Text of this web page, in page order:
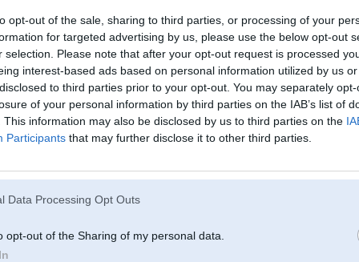
opt-out of the sale, sharing to third parties, or processing of your
for targeted advertising by us, please use the below opt-out
selection. Please note that after your opt-out request is processed
interest-based ads based on personal information utilized by us
to third parties prior to your opt-out. You may separately
of your personal information by third parties on the IAB’s list of
This information may also be disclosed by us to third parties on the
Participants that may further disclose it to other third parties.
Data Processing Opt Outs
opt-out of the Sharing of my personal data.
Varbūt kkas ir mainījies pa šo laiku un Russo Balt nav tas labākais kantoris?
Ko ieteiksiet? Vajag 2m garumā, atgāžamo aizm. bortu un zemo tentu.
varu piekrist ka russo balt ir labas piekabes,a tas letas ka konstruktors